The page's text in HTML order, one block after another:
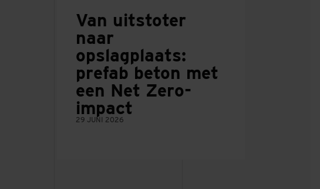
Van uitstoter
naar
opslagplaats:
prefab beton met
een Net Zero-
impact
29 JUNI 2026